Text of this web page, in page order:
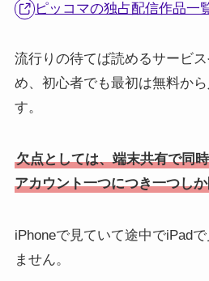
ピッコマの独占配信作品一
流行りの待てば読めるサービ
め、初心者でも最初は無料か
す。
欠点としては、端末共有で同
アカウント一つにつき一つし
iPhoneで見ていて途中でiPad
ません。